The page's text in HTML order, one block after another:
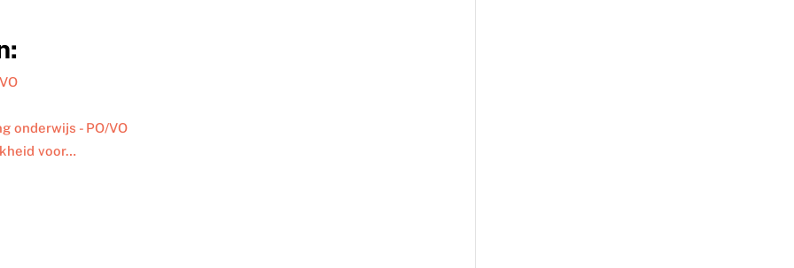
onderwijs - PO/VO
voor…